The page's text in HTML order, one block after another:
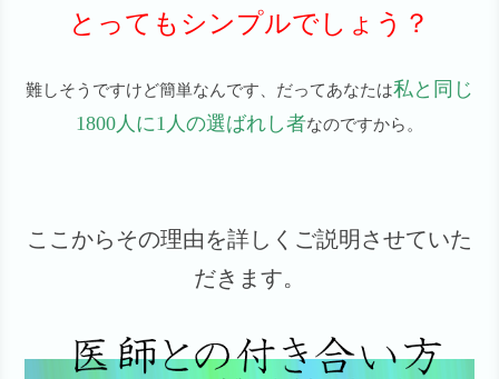
とってもシンプルでしょう？
難しそうですけど簡単なんです、だってあなたは私と同じ
1800人に1人の選ばれし者なのですから。
ここからその理由を詳しくご説明させていた
だきます。